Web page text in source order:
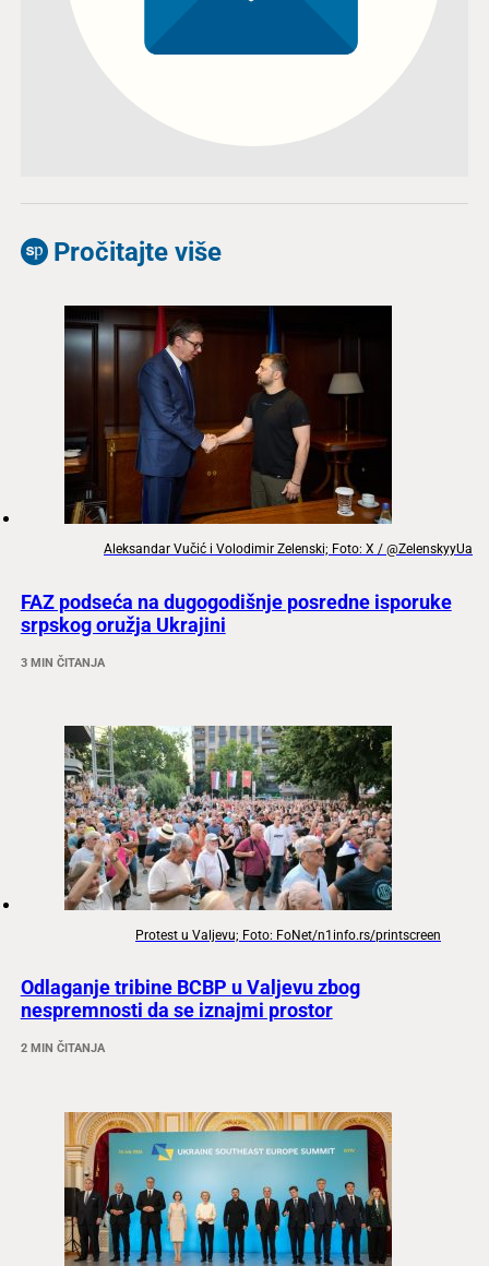
Pročitajte više
Aleksandar Vučić i Volodimir Zelenski; Foto: X / @ZelenskyyUa
FAZ podseća na dugogodišnje posredne isporuke
srpskog oružja Ukrajini
3 MIN ČITANJA
Protest u Valjevu; Foto: FoNet/n1info.rs/printscreen
Odlaganje tribine BCBP u Valjevu zbog
nespremnosti da se iznajmi prostor
2 MIN ČITANJA